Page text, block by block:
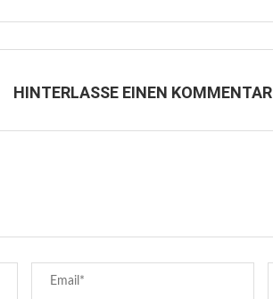
HINTERLASSE EINEN KOMMENTAR